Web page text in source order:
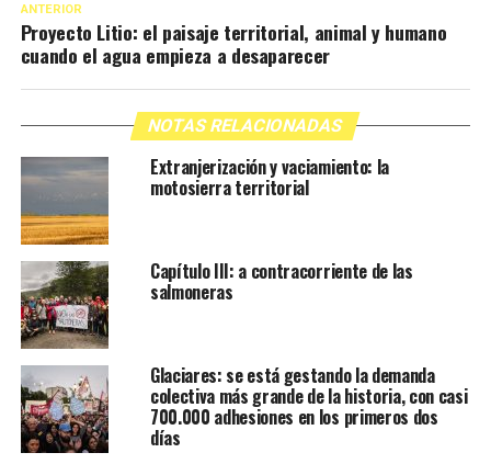
ANTERIOR
Proyecto Litio: el paisaje territorial, animal y humano
cuando el agua empieza a desaparecer
NOTAS RELACIONADAS
Extranjerización y vaciamiento: la
motosierra territorial
Capítulo III: a contracorriente de las
salmoneras
Glaciares: se está gestando la demanda
colectiva más grande de la historia, con casi
700.000 adhesiones en los primeros dos
días